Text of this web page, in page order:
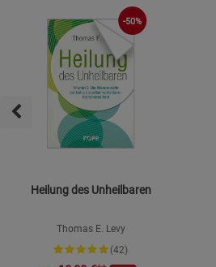
-50%
Heilung des Unheilbaren
Thomas E. Levy
(42)